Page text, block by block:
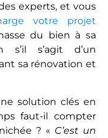
experts, et vous
votre projet
du bien à sa
s’il s’agit d’un
sa rénovation et
solution clés en
faut-il compter
? « C’est un